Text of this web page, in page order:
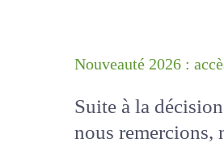
Suite à la
nous
!